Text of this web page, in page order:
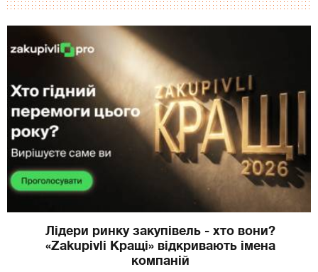
Лідери ринку закупівель - хто вони?
«Zakupivli Кращі» відкривають імена
компаній